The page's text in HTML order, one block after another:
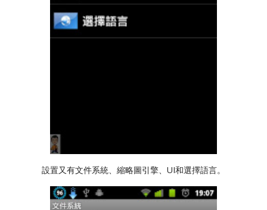
設置又有文件系統、縮略圖引擎、UI和選擇語言。